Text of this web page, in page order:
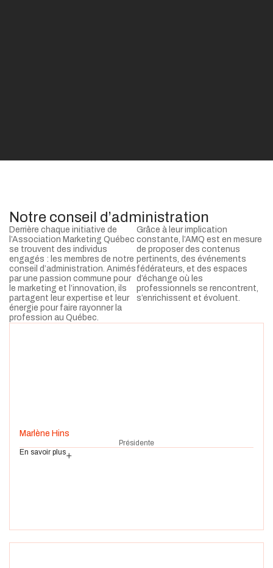
Notre conseil d’administration
Derrière chaque initiative de
l’Association Marketing Québec
se trouvent des individus
engagés : les membres de notre
conseil d’administration. Animés
par une passion commune pour
le marketing et l’innovation, ils
partagent leur expertise et leur
énergie pour faire rayonner la
profession au Québec.
Grâce à leur implication
constante, l’AMQ est en mesure
de proposer des contenus
pertinents, des événements
fédérateurs, et des espaces
d’échange où les
professionnels se rencontrent,
s’enrichissent et évoluent.
Marlène Hins
Présidente
En savoir plus